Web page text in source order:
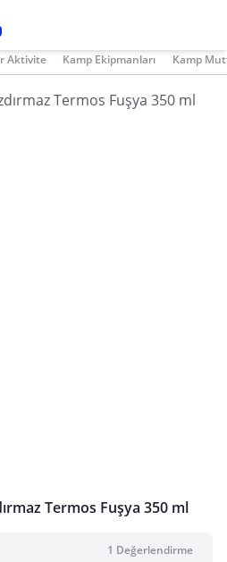
Aktivite Kamp Ekipmanları Kamp
Termos Fuşya 350 ml
1 Değerlendirme